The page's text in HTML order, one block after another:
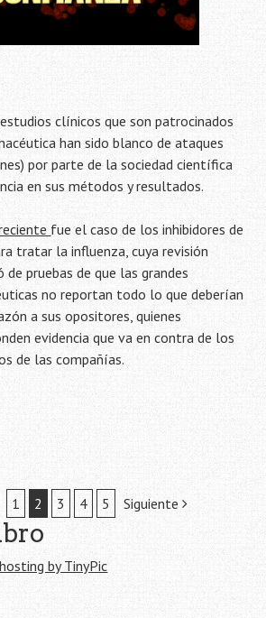
clínicos que son patrocinados
han sido blanco de ataques
por parte de la sociedad científica
en sus métodos y resultados.
fue el caso de los inhibidores de
tratar la influenza, cuya revisión
pruebas de que las grandes
no reportan todo lo que deberían
a sus opositores, quienes
evidencia que va en contra de los
de las compañías.
1 2 3 4 5 Siguiente